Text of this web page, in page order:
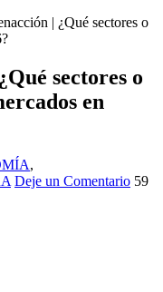
| ¿Qué sectores o
sectores o
en
,
Deje un Comentario 59